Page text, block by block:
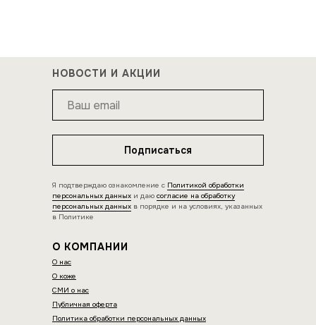
Подписаться
Я подтверждаю ознакомление с Политикой обработки
персональных данных и даю согласие на обработку
персональных данных в порядке и на условиях, указанных
в Политике
НОВОСТИ И АКЦИИ
О КОМПАНИИ
О нас
О коже
СМИ о нас
Публичная оферта
Политика обработки персональных данных